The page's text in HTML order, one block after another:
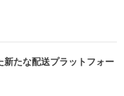
たな配送プラットフォー